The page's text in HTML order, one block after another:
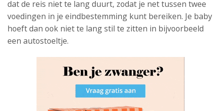
dat de reis niet te lang duurt, zodat je net tussen twee
voedingen in je eindbestemming kunt bereiken. Je baby
hoeft dan ook niet te lang stil te zitten in bijvoorbeeld
een autostoeltje.